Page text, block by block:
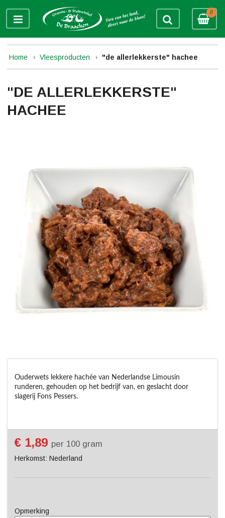
0
Home Vleesproducten "de allerlekkerste" hachee
"DE ALLERLEKKERSTE"
HACHEE
Ouderwets lekkere hachée van Nederlandse Limousin
runderen, gehouden op het bedrijf van, en geslacht door
slagerij Fons Pessers.
€ 1,89 per 100 gram
Herkomst: Nederland
Opmerking